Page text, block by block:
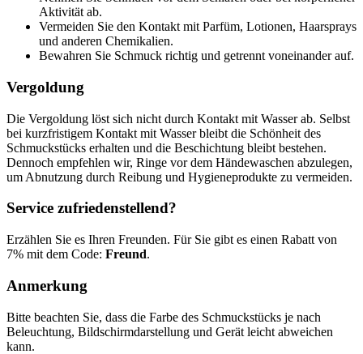
Aktivität ab.
Vermeiden Sie den Kontakt mit Parfüm, Lotionen, Haarsprays
und anderen Chemikalien.
Bewahren Sie Schmuck richtig und getrennt voneinander auf.
Vergoldung
Die Vergoldung löst sich nicht durch Kontakt mit Wasser ab. Selbst
bei kurzfristigem Kontakt mit Wasser bleibt die Schönheit des
Schmuckstücks erhalten und die Beschichtung bleibt bestehen.
Dennoch empfehlen wir, Ringe vor dem Händewaschen abzulegen,
um Abnutzung durch Reibung und Hygieneprodukte zu vermeiden.
Service zufriedenstellend?
Erzählen Sie es Ihren Freunden. Für Sie gibt es einen Rabatt von
7% mit dem Code: Freund.
Anmerkung
Bitte beachten Sie, dass die Farbe des Schmuckstücks je nach
Beleuchtung, Bildschirmdarstellung und Gerät leicht abweichen
kann.